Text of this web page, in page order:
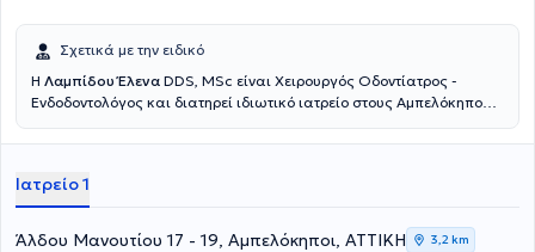
Σχετικά με την ειδικό
Η Λαμπίδου Έλενα DDS, MSc είναι Χειρουργός Οδοντίατρος -
Ενδοδοντολόγος και διατηρεί ιδιωτικό ιατρείο στους Αμπελόκηπους.
Πανεπιστημίου Θεσσαλονίκης, με μεταπτυχιακό τίτλο σπουδών στην
Βρετανίας.Παράλληλα, έχει πραγματοποιήσει μετεκπαίδευση στην
οδοντική προσθετική και την αισθητική προσώπου στη Μεγάλη
Βρετανία. Διαθέτει εκτενή και ποικίλη επαγγελματική εμπειρία
Ιατρείο 1
Άλδου Μανουτίου 17 - 19, Αμπελόκηποι, ΑΤΤΙΚΗ 3,2 km